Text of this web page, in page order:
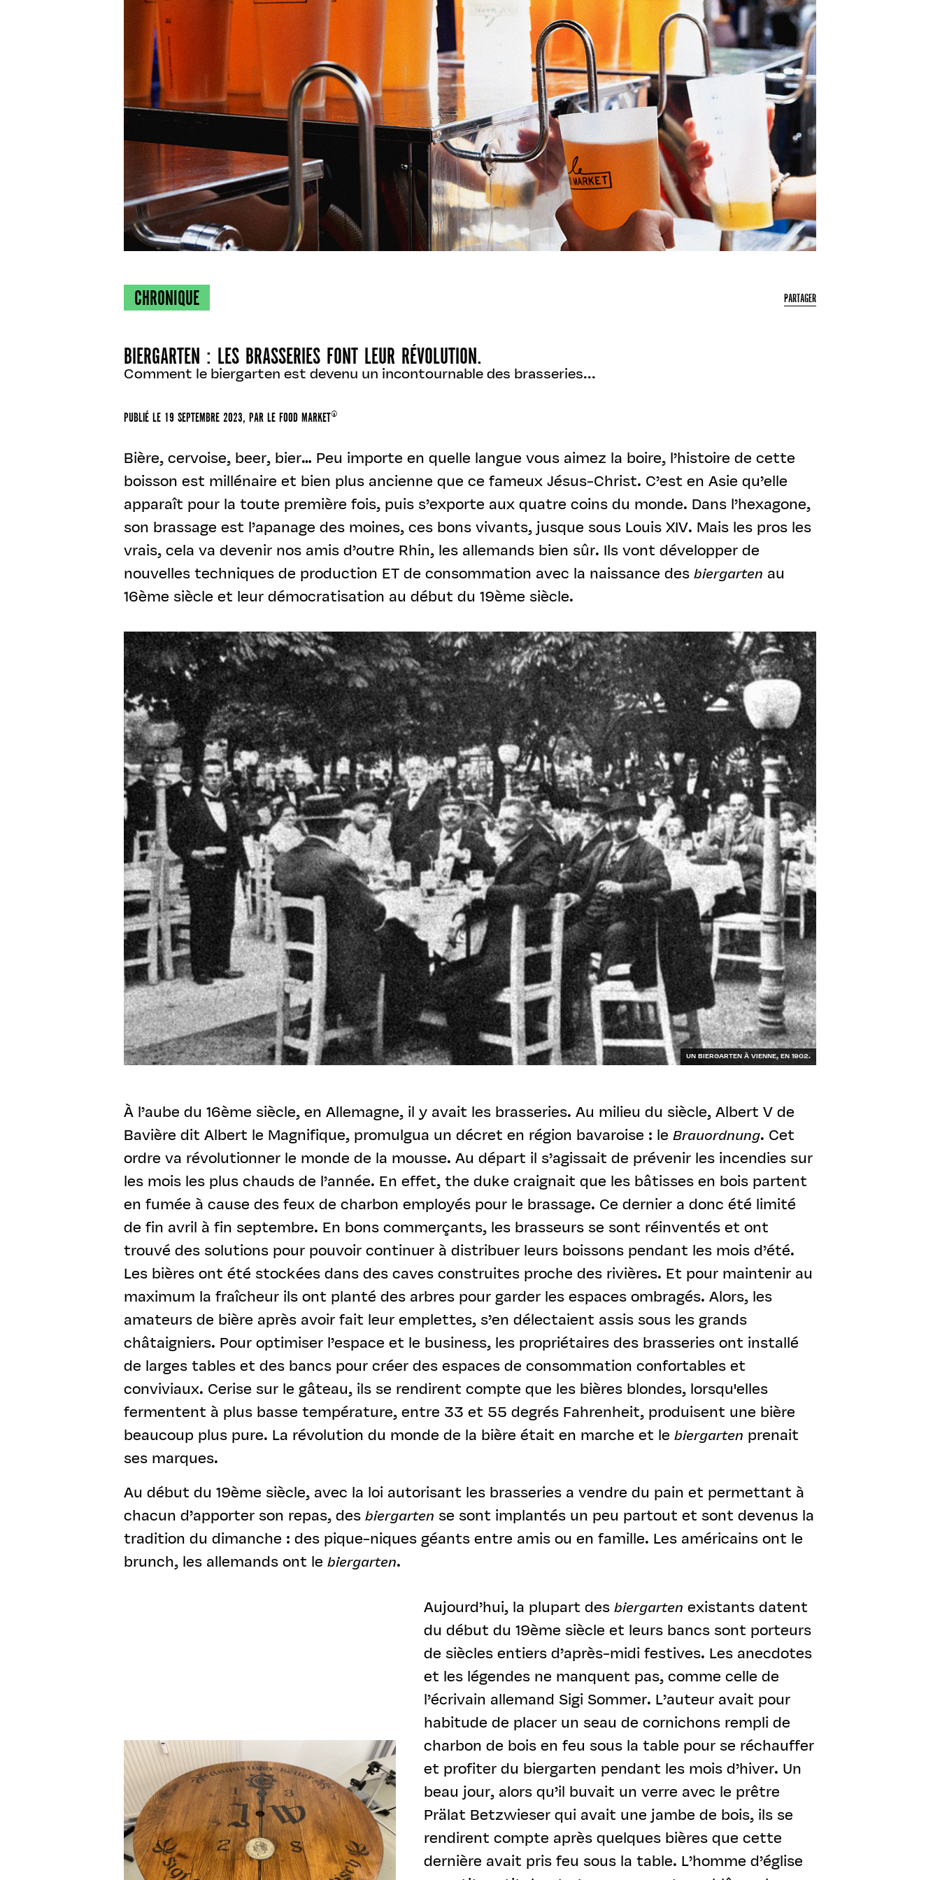
CHRONIQUE PARTAGER
BIERGARTEN : LES BRASSERIES FONT LEUR RÉVOLUTION.
Comment le biergarten est devenu un incontournable des brasseries...
PUBLIÉ LE 19 SEPTEMBRE 2023, PARLE FOOD MARKET®
Bière, cervoise, beer, bier… Peu importe en quelle langue vous aimez la boire, l’histoire de cette
boisson est millénaire et bien plus ancienne que ce fameux Jésus-Christ. C’est en Asie qu’elle
apparaît pour la toute première fois, puis s’exporte aux quatre coins du monde. Dans l’hexagone,
son brassage est l’apanage des moines, ces bons vivants, jusque sous Louis XIV. Mais les pros les
vrais, cela va devenir nos amis d’outre Rhin, les allemands bien sûr. Ils vont développer de
nouvelles techniques de production ET de consommation avec la naissance desbiergarten au
16ème siècle et leur démocratisation au début du 19ème siècle.
UN BIERGARTEN À VIENNE, EN 1902.
À l’aube du 16ème siècle, en Allemagne, il y avait les brasseries. Au milieu du siècle, Albert V de
Bavière dit Albert le Magnifique, promulgua un décret en région bavaroise : leBrauordnung. Cet
ordre va révolutionner le monde de la mousse. Au départ il s’agissait de prévenir les incendies sur
les mois les plus chauds de l’année. En effet, the duke craignait que les bâtisses en bois partent
en fumée à cause des feux de charbon employés pour le brassage. Ce dernier a donc été limité
de fin avril à fin septembre. En bons commerçants, les brasseurs se sont réinventés et ont
trouvé des solutions pour pouvoir continuer à distribuer leurs boissons pendant les mois d’été.
Les bières ont été stockées dans des caves construites proche des rivières. Et pour maintenir au
maximum la fraîcheur ils ont planté des arbres pour garder les espaces ombragés. Alors, les
amateurs de bière après avoir fait leur emplettes, s’en délectaient assis sous les grands
châtaigniers. Pour optimiser l’espace et le business, les propriétaires des brasseries ont installé
de larges tables et des bancs pour créer des espaces de consommation confortables et
conviviaux. Cerise sur le gâteau, ils se rendirent compte que les bières blondes, lorsqu'elles
fermentent à plus basse température, entre 33 et 55 degrés Fahrenheit, produisent une bière
beaucoup plus pure. La révolution du monde de la bière était en marche et lebiergarten prenait
ses marques.
Au début du 19ème siècle, avec la loi autorisant les brasseries a vendre du pain et permettant à
chacun d’apporter son repas, desbiergarten se sont implantés un peu partout et sont devenus la
tradition du dimanche : des pique-niques géants entre amis ou en famille. Les américains ont le
brunch, les allemands ont lebiergarten.
Aujourd’hui, la plupart desbiergarten existants datent
du début du 19ème siècle et leurs bancs sont porteurs
de siècles entiers d’après-midi festives. Les anecdotes
et les légendes ne manquent pas, comme celle de
l’écrivain allemand Sigi Sommer. L’auteur avait pour
habitude de placer un seau de cornichons rempli de
charbon de bois en feu sous la table pour se réchauffer
et profiter du biergarten pendant les mois d’hiver. Un
beau jour, alors qu’il buvait un verre avec le prêtre
Prälat Betzwieser qui avait une jambe de bois, ils se
rendirent compte après quelques bières que cette
dernière avait pris feu sous la table. L’homme d’église